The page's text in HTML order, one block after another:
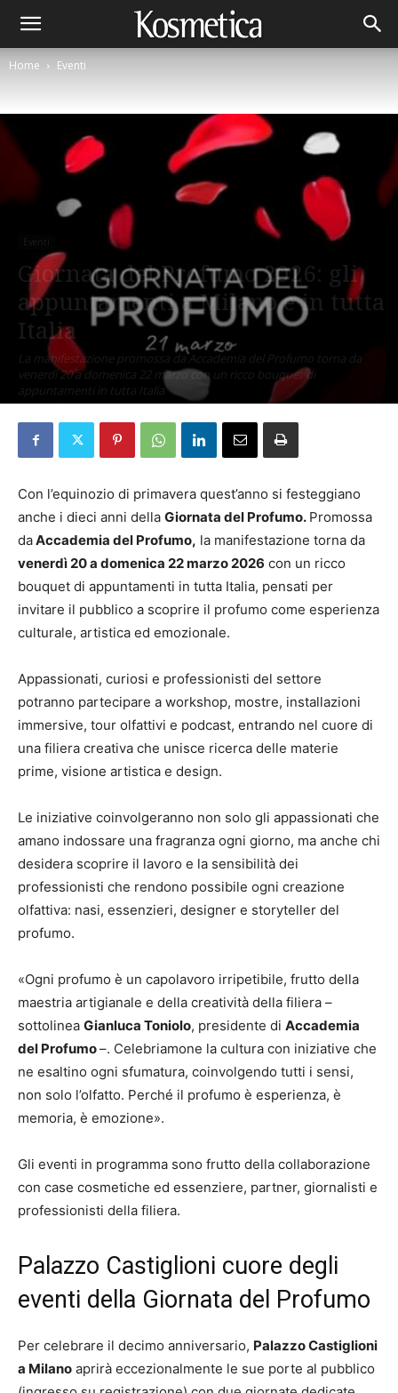
Home Eventi
Giornata del Profumo 2026: gli
appuntamenti a Milano e in tutta
Italia
La manifestazione promossa da Accademia del Profumo torna da
venerdì 20 a domenica 22 marzo con un ricco bouquet di
appuntamenti in tutta Italia
Con l’equinozio di primavera quest’anno si festeggiano
anche i dieci anni della Giornata del Profumo. Promossa
daAccademia del Profumo, la manifestazione torna da
venerdì 20 a domenica 22 marzo 2026 con un ricco
bouquet di appuntamenti in tutta Italia, pensati per
invitare il pubblico a scoprire il profumo come esperienza
culturale, artistica ed emozionale.
Appassionati, curiosi e professionisti del settore
potranno partecipare a workshop, mostre, installazioni
immersive, tour olfattivi e podcast, entrando nel cuore di
una filiera creativa che unisce ricerca delle materie
prime, visione artistica e design.
Le iniziative coinvolgeranno non solo gli appassionati che
amano indossare una fragranza ogni giorno, ma anche chi
desidera scoprire il lavoro e la sensibilità dei
professionisti che rendono possibile ogni creazione
olfattiva: nasi, essenzieri, designer e storyteller del
profumo.
«Ogni profumo è un capolavoro irripetibile, frutto della
maestria artigianale e della creatività della filiera –
sottolinea Gianluca Toniolo, presidente di Accademia
del Profumo–. Celebriamone la cultura con iniziative che
ne esaltino ogni sfumatura, coinvolgendo tutti i sensi,
non solo l’olfatto. Perché il profumo è esperienza, è
memoria, è emozione».
Gli eventi in programma sono frutto della collaborazione
con case cosmetiche ed essenziere, partner, giornalisti e
professionisti della filiera.
Palazzo Castiglioni cuore degli
eventi della Giornata del Profumo
Per celebrare il decimo anniversario, Palazzo Castiglioni
a Milano aprirà eccezionalmente le sue porte al pubblico